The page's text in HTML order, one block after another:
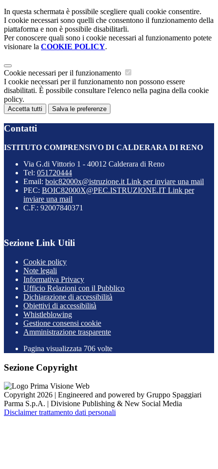
In questa schermata è possibile scegliere quali cookie consentire.
I cookie necessari sono quelli che consentono il funzionamento della
piattaforma e non è possibile disabilitarli.
Per conoscere quali sono i cookie necessari al funzionamento potete
visionare la COOKIE POLICY.
Cookie necessari per il funzionamento
I cookie necessari per il funzionamento non possono essere
disabilitati. È possibile consultare l'elenco nella pagina della cookie
policy.
Accetta tutti Salva le preferenze
Contatti
ISTITUTO COMPRENSIVO DI CALDERARA DI RENO
Via G.di Vittorio 1 - 40012 Calderara di Reno
Tel: 051720444
Email: boic82000x@istruzione.it Link per inviare una mail
PEC: BOIC82000X@PEC.ISTRUZIONE.IT Link per
inviare una mail
C.F.: 92007840371
Sezione Link Utili
Cookie policy
Note legali
Informativa Privacy
Ufficio Relazioni con il Pubblico
Dichiarazione di accessibilità
Obiettivi di accessibilità
Whistleblowing
Gestione consensi cookie
Amministrazione trasparente
Pagina visualizzata 706 volte
Sezione Copyright
Copyright 2026 | Engineered and powered by Gruppo Spaggiari
Parma S.p.A. | Divisione Publishing & New Social Media
Disclaimer trattamento dati personali